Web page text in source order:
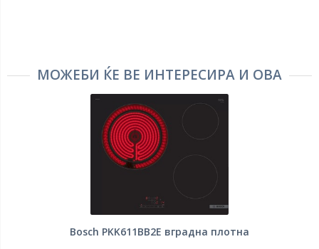
МОЖЕБИ ЌЕ ВЕ ИНТЕРЕСИРА И ОВА
Bosch PKK611BB2E вградна плотна